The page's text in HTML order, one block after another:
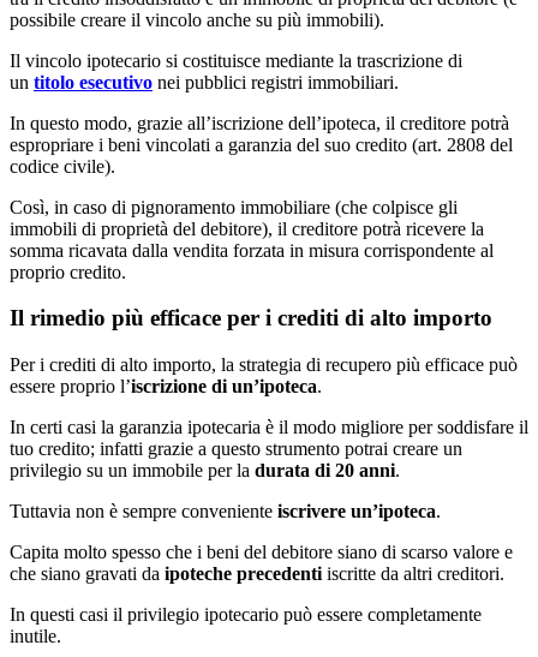
possibile creare il vincolo anche su più immobili).
Il vincolo ipotecario si costituisce mediante la trascrizione di
un titolo esecutivo nei pubblici registri immobiliari.
In questo modo, grazie all’iscrizione dell’ipoteca, il creditore potrà
espropriare i beni vincolati a garanzia del suo credito (art. 2808 del
codice civile).
Così, in caso di pignoramento immobiliare (che colpisce gli
immobili di proprietà del debitore), il creditore potrà ricevere la
somma ricavata dalla vendita forzata in misura corrispondente al
proprio credito.
Il rimedio più efficace per i crediti di alto importo
Per i crediti di alto importo, la strategia di recupero più efficace può
essere proprio l’iscrizione di un’ipoteca.
In certi casi la garanzia ipotecaria è il modo migliore per soddisfare il
tuo credito; infatti grazie a questo strumento potrai creare un
privilegio su un immobile per la durata di 20 anni.
Tuttavia non è sempre conveniente iscrivere un’ipoteca.
Capita molto spesso che i beni del debitore siano di scarso valore e
che siano gravati da ipoteche precedenti iscritte da altri creditori.
In questi casi il privilegio ipotecario può essere completamente
inutile.